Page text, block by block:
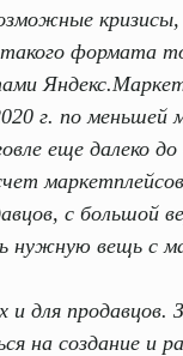
формата
г. по
еще далеко
с большой
нужную вещь с
и для
на создание и